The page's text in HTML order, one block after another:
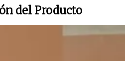
del Producto